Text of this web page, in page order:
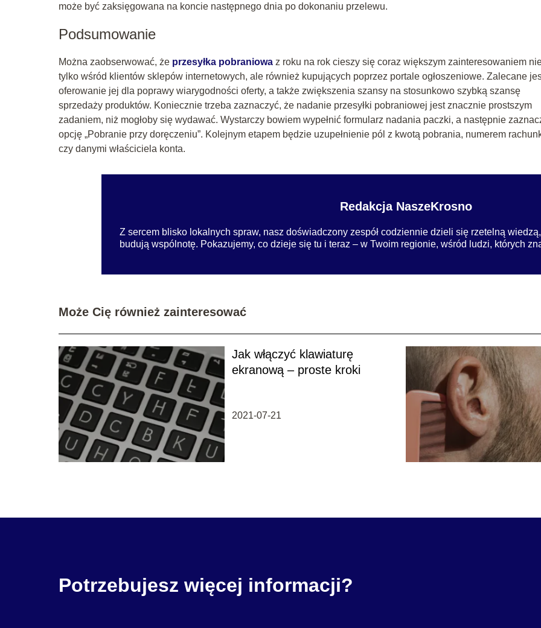
może być zaksięgowana na koncie następnego dnia po dokonaniu przelewu.
Podsumowanie
Można zaobserwować, że przesyłka pobraniowa z roku na rok cieszy się coraz większym zainteresowaniem
tylko wśród klientów sklepów internetowych, ale również kupujących poprzez portale ogłoszeniowe. Zalecane
oferowanie jej dla poprawy wiarygodności oferty, a także zwiększenia szansy na stosunkowo szybką szansę
sprzedaży produktów. Koniecznie trzeba zaznaczyć, że nadanie przesyłki pobraniowej jest znacznie prostszym
zadaniem, niż mogłoby się wydawać. Wystarczy bowiem wypełnić formularz nadania paczki, a następnie
opcję „Pobranie przy doręczeniu”. Kolejnym etapem będzie uzupełnienie pól z kwotą pobrania, numerem
czy danymi właściciela konta.
Redakcja NaszeKrosno
Z sercem blisko lokalnych spraw, nasz doświadczony zespół codziennie dzieli się rzetelną
budują wspólnotę. Pokazujemy, co dzieje się tu i teraz – w Twoim regionie, wśród ludzi, których
Może Cię również zainteresować
Jak włączyć klawiaturę
ekranową – proste kroki
2021-07-21
Potrzebujesz więcej informacji?